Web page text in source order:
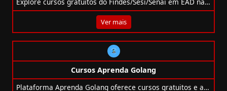
Explore cursos gratuitos do Findes/Sesi/Senai em EAD nas áreas industriais, tecnologia, comunicação, energia e mais!
Ver mais
Cursos Aprenda Golang
Plataforma Aprenda Golang oferece cursos gratuitos e avançados sobre Go, Kubernetes, APIs, Terraform e mais com Tiago Temporin.